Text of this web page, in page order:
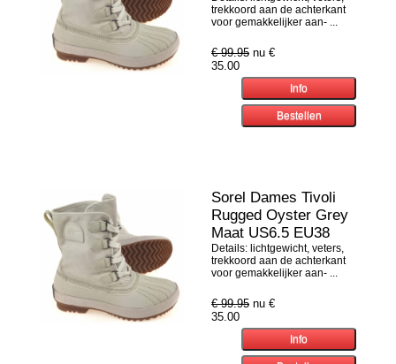
trekkoord aan de achterkant
voor gemakkelijker aan- ...
€ 99.95 nu €
35.00
Sorel Dames Tivoli
Rugged Oyster Grey
Maat US6.5 EU38
Details: lichtgewicht, veters,
trekkoord aan de achterkant
voor gemakkelijker aan- ...
€ 99.95 nu €
35.00